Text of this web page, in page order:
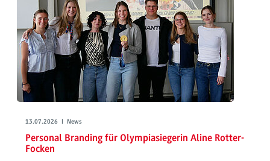
13.07.2026 | News
Personal Branding für Olympiasiegerin Aline Rotter-
Focken